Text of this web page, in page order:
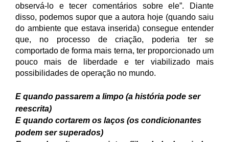
observá-lo e tecer comentários sobre ele”. Diante
disso, podemos supor que a autora hoje (quando saiu
do ambiente que estava inserida) consegue entender
que, no processo de criação, poderia ter se
comportado de forma mais terna, ter proporcionado um
pouco mais de liberdade e ter viabilizado mais
possibilidades de operação no mundo.
E quando passarem a limpo (a história pode ser
reescrita)
E quando cortarem os laços (os condicionantes
podem ser superados)